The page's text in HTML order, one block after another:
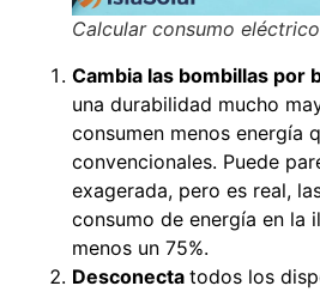
Calcular consumo eléctrico
Cambia las bombillas por
una durabilidad mucho
consumen menos energía
convencionales. Puede
exagerada, pero es real,
consumo de energía en la
menos un 75%.
Desconecta todos los